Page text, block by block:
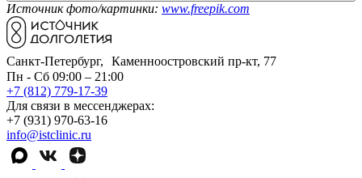
Источник фото/картинки: www.freepik.com
Санкт-Петербург, Каменноостровский пр-кт, 77
Пн - Сб 09:00 – 21:00
+7 (812) 779-17-39
Для связи в мессенджерах:
+7 (931) 970-63-16
info@istclinic.ru